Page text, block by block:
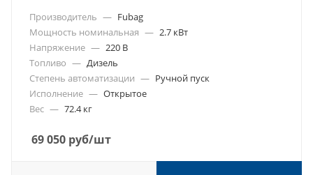
Производитель — Fubag
Мощность номинальная — 2.7 кВт
Напряжение — 220 В
Топливо — Дизель
Степень автоматизации — Ручной пуск
Исполнение — Открытое
Вес — 72.4 кг
69 050 руб/шт